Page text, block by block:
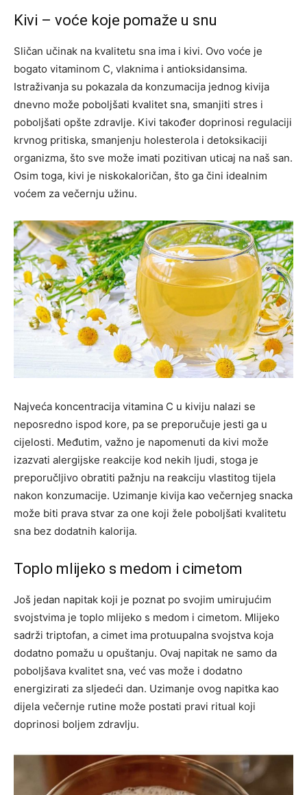
Kivi – voće koje pomaže u snu
Sličan učinak na kvalitetu sna ima i kivi. Ovo voće je
bogato vitaminom C, vlaknima i antioksidansima.
Istraživanja su pokazala da konzumacija jednog kivija
dnevno može poboljšati kvalitet sna, smanjiti stres i
poboljšati opšte zdravlje. Kivi također doprinosi regulaciji
krvnog pritiska, smanjenju holesterola i detoksikaciji
organizma, što sve može imati pozitivan uticaj na naš san.
Osim toga, kivi je niskokaloričan, što ga čini idealnim
voćem za večernju užinu.
Najveća koncentracija vitamina C u kiviju nalazi se
neposredno ispod kore, pa se preporučuje jesti ga u
cijelosti. Međutim, važno je napomenuti da kivi može
izazvati alergijske reakcije kod nekih ljudi, stoga je
preporučljivo obratiti pažnju na reakciju vlastitog tijela
nakon konzumacije. Uzimanje kivija kao večernjeg snacka
može biti prava stvar za one koji žele poboljšati kvalitetu
sna bez dodatnih kalorija.
Toplo mlijeko s medom i cimetom
Još jedan napitak koji je poznat po svojim umirujućim
svojstvima je toplo mlijeko s medom i cimetom. Mlijeko
sadrži triptofan, a cimet ima protuupalna svojstva koja
dodatno pomažu u opuštanju. Ovaj napitak ne samo da
poboljšava kvalitet sna, već vas može i dodatno
energizirati za sljedeći dan. Uzimanje ovog napitka kao
dijela večernje rutine može postati pravi ritual koji
doprinosi boljem zdravlju.